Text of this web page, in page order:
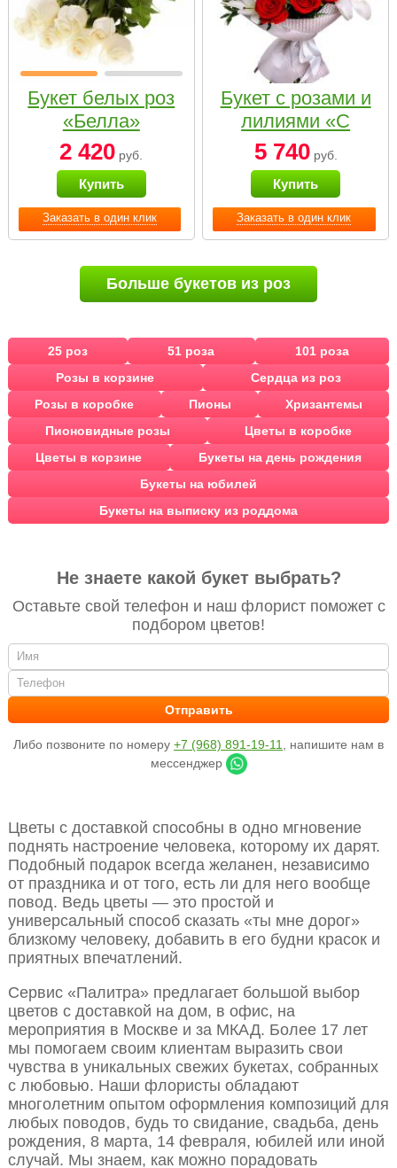
Заказать в один клик
Букет белых роз
«Белла»
2 420 руб.
Купить
Заказать в один клик
Букет с розами и
лилиями «С
наилучшими
пожеланиями»
5 740руб.
Купить
Больше букетов из роз
25 роз 51 роза
101 роза
Розы в корзине
Сердца из роз
Розы в коробке
Пионы
Хризантемы
Пионовидные розы
Цветы в коробке
Цветы в корзине
Букеты на день рождения
Букеты на юбилей
Букеты на выписку из роддома
Не знаете какой букет выбрать?
Оставьте свой телефон и наш флорист поможет с
подбором цветов!
Либо позвоните по номеру +7 (968) 891-19-11
, напишите нам в
мессенджер
Цветы с доставкой способны в одно мгновение
поднять настроение человека, которому их дарят.
Подобный подарок всегда желанен, независимо
от праздника и от того, есть ли для него вообще
повод. Ведь цветы — это простой и
универсальный способ сказать «ты мне дорог»
близкому человеку, добавить в его будни красок и
приятных впечатлений.
Сервис «Палитра» предлагает большой выбор
цветов с доставкой на дом, в офис, на
мероприятия в Москве и за МКАД. Более 17 лет
мы помогаем своим клиентам выразить свои
чувства в уникальных свежих букетах, собранных
с любовью. Наши флористы обладают
многолетним опытом оформления композиций для
любых поводов, будь то свидание, свадьба, день
рождения, 8 марта, 14 февраля, юбилей или иной
случай. Мы знаем, как можно порадовать